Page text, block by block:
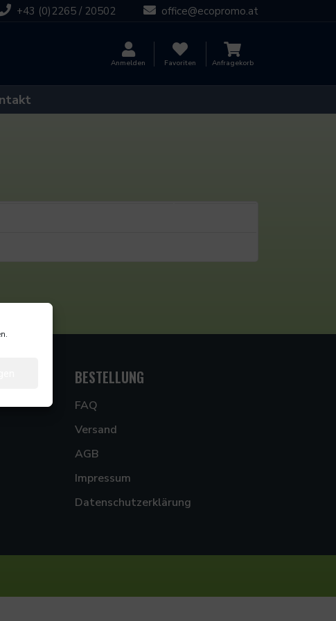
+43 (0)2265 / 20502 office@ecopromo.at
Anmelden Favoriten Anfragekorb
BESTELLUNG
FAQ
Versand
AGB
Impressum
Datenschutzerklärung